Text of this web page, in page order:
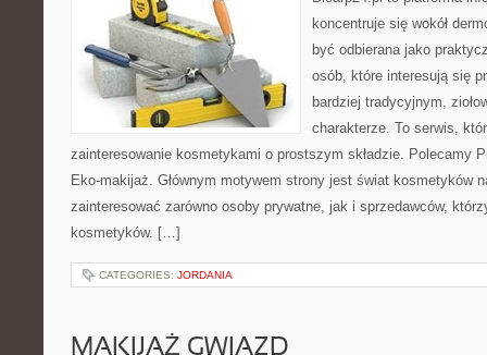
koncentruje się wokół
być odbierana jako
osób, które interesują się
bardziej tradycyjnym,
charakterze. To serwis,
zainteresowanie kosmetykami o prostszym składzie. Polecamy
Eko-makijaż. Głównym motywem strony jest świat kosmetyków
zainteresować zarówno osoby prywatne, jak i sprzedawców,
kosmetyków. […]
CATEGORIES: JORDANIA
MAKIJAŻ GWIAZD